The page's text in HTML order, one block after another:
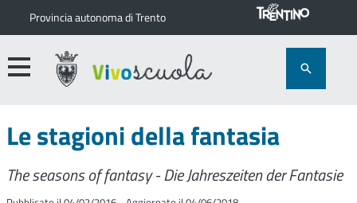
Provincia autonoma di Trento
Le stagioni della fantasia
The seasons of fantasy - Die Jahreszeiten der Fantasie